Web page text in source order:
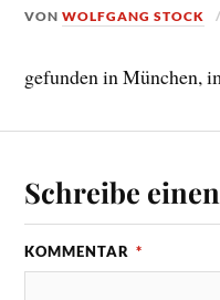
VONWOLFGANG STOCK
gefunden in München,
Schreibe
KOMMENTAR *